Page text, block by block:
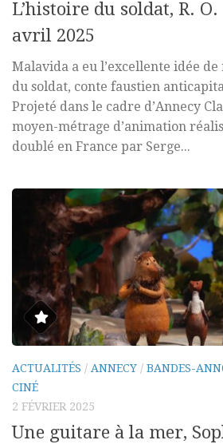
L’histoire du soldat, R.
avril 2025
Malavida a eu l’excellente idée
du soldat, conte faustien
Projeté dans le cadre d’Annecy
moyen-métrage d’animation
doublé en France par Serge...
ACTUALITÉS / ANNECY / BANDES-
CINÉ
2 FÉVRIER 2025
Une guitare à la mer,